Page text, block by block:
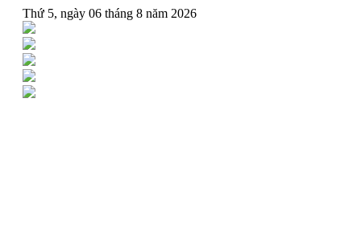
Thứ 5, ngày 06 tháng 8 năm 2026